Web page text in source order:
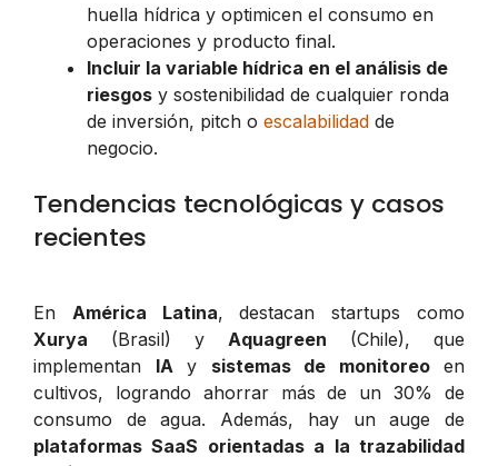
huella hídrica y optimicen el consumo en
operaciones y producto final.
Incluir la variable hídrica en el análisis de
riesgos y sostenibilidad de cualquier ronda
de inversión, pitch o escalabilidad de
negocio.
Tendencias tecnológicas y casos
recientes
En América Latina, destacan startups como
Xurya (Brasil) y Aquagreen (Chile), que
implementan IA y sistemas de monitoreoen
cultivos, logrando ahorrar más de un 30% de
consumo de agua. Además, hay un auge de
plataformas SaaS orientadas a la trazabilidad